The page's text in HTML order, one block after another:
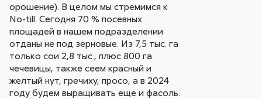
орошение). В целом мы стремимся к
No-till. Сегодня 70 % посевных
площадей в нашем подразделении
отданы не под зерновые. Из 7,5 тыс. га
только сои 2,8 тыс., плюс 800 га
чечевицы, также сеем красный и
желтый нут, гречиху, просо, а в 2024
году будем выращивать еще и фасоль.